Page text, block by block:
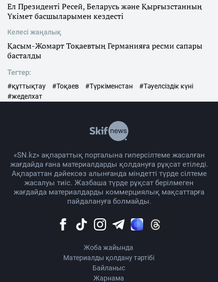
Ел Президенті Ресей, Беларусь және Қырғызстанның
Үкімет басшыларымен кездесті
Келесі жаңалық
Қасым-Жомарт Тоқаевтың Германияға ресми сапары
басталды
Тегтер:
#құттықтау #Тоқаев #Түркіменстан
#Тәуелсіздік күні
#жеделхат
«SN.kz» ақпараттық порталына гиперсілтеме жасалған
жағдайда ғана материалдарды қолдануға рұқсат етіледі.
Ақпараттан дәйексөз алынғанда міндетті түрде сілтеме
жасалуы тиіс. Жазбаша түрде рұқсат берілмеген
жағдайда материалдарды коммерциялық мақсаттарға
пайдалануға болмайды.
Жоба жайында
Материалды қолдану тәртібі
Байланыс
Жарнама